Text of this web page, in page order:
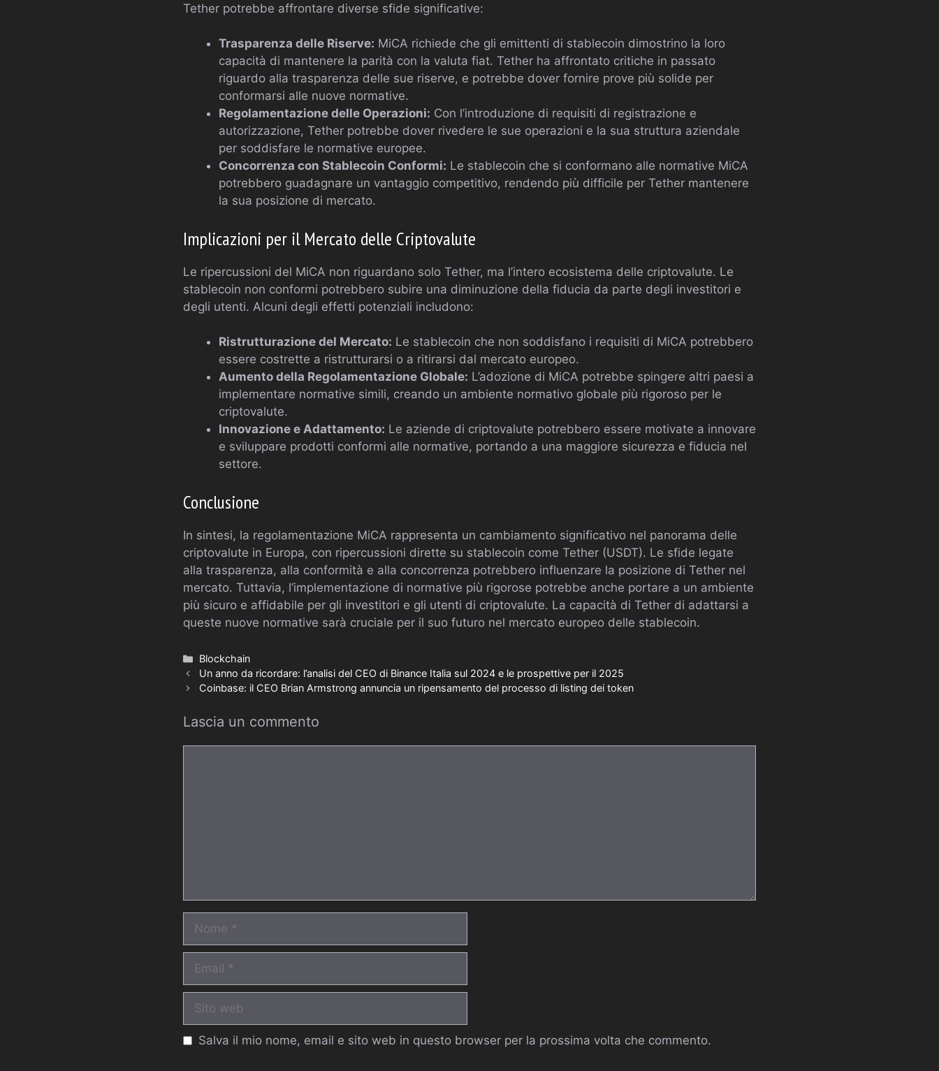
Tether potrebbe affrontare diverse sfide significative:
Trasparenza delle Riserve: MiCA richiede che gli emittenti di stablecoin dimostrino la loro
capacità di mantenere la parità con la valuta fiat. Tether ha affrontato critiche in passato
riguardo alla trasparenza delle sue riserve, e potrebbe dover fornire prove più solide per
conformarsi alle nuove normative.
Regolamentazione delle Operazioni: Con l’introduzione di requisiti di registrazione e
autorizzazione, Tether potrebbe dover rivedere le sue operazioni e la sua struttura aziendale
per soddisfare le normative europee.
Concorrenza con Stablecoin Conformi: Le stablecoin che si conformano alle normative MiCA
potrebbero guadagnare un vantaggio competitivo, rendendo più difficile per Tether mantenere
la sua posizione di mercato.
Implicazioni per il Mercato delle Criptovalute
Le ripercussioni del MiCA non riguardano solo Tether, ma l’intero ecosistema delle criptovalute. Le
stablecoin non conformi potrebbero subire una diminuzione della fiducia da parte degli investitori e
degli utenti. Alcuni degli effetti potenziali includono:
Ristrutturazione del Mercato: Le stablecoin che non soddisfano i requisiti di MiCA potrebbero
essere costrette a ristrutturarsi o a ritirarsi dal mercato europeo.
Aumento della Regolamentazione Globale: L’adozione di MiCA potrebbe spingere altri paesi a
implementare normative simili, creando un ambiente normativo globale più rigoroso per le
criptovalute.
Innovazione e Adattamento: Le aziende di criptovalute potrebbero essere motivate a innovare
e sviluppare prodotti conformi alle normative, portando a una maggiore sicurezza e fiducia nel
settore.
Conclusione
In sintesi, la regolamentazione MiCA rappresenta un cambiamento significativo nel panorama delle
criptovalute in Europa, con ripercussioni dirette su stablecoin come Tether (USDT). Le sfide legate
alla trasparenza, alla conformità e alla concorrenza potrebbero influenzare la posizione di Tether nel
mercato. Tuttavia, l’implementazione di normative più rigorose potrebbe anche portare a un ambiente
più sicuro e affidabile per gli investitori e gli utenti di criptovalute. La capacità di Tether di adattarsi a
queste nuove normative sarà cruciale per il suo futuro nel mercato europeo delle stablecoin.
Categorie
Blockchain
Un anno da ricordare: l’analisi del CEO di Binance Italia sul 2024 e le prospettive per il 2025
Coinbase: il CEO Brian Armstrong annuncia un ripensamento del processo di listing dei token
Lascia un commento
web
Salva il mio nome, email e sito web in questo browser per la prossima volta che commento.